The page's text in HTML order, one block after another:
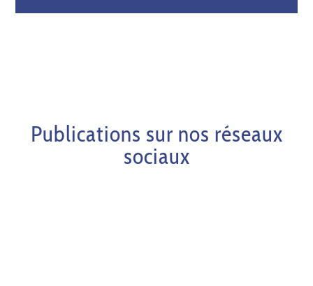
Publications sur nos réseaux
sociaux